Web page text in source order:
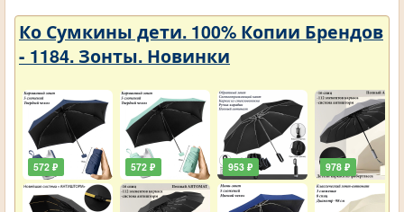
Ко Сумкины дети. 100% Копии Брендов
- 1184. Зонты. Новинки
572 ₽ 572 ₽ 953 ₽ 978 ₽